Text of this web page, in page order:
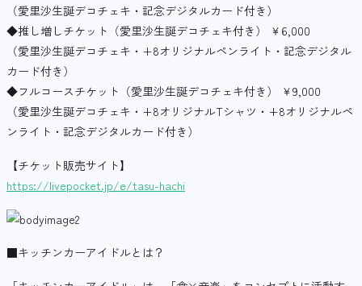
（愛里沙生誕デコチェキ・記念デジタルカード付き）
◆推し増しチケット（愛里沙生誕デコチェキ付き） ￥6,000
（愛里沙生誕デコチェキ・+8オリジナルペンライト・記念デジタル
カード付き）
◆フルコースチケット（愛里沙生誕デコチェキ付き） ￥9,000
（愛里沙生誕デコチェキ・+8オリジナルTシャツ・+8オリジナルペ
ンライト・記念デジタルカード付き）
【チケット販売サイト】
https://livepocket.jp/e/tasu-hachi
■キッチンカーアイドルとは？